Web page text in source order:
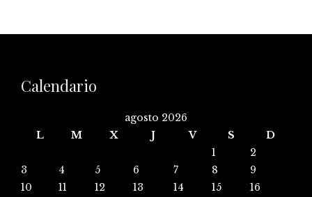
Calendario
agosto 2026
L
M X J V S
D
1
2
3
4 5 6 7 8
9
10
11 12 13 14 15
16